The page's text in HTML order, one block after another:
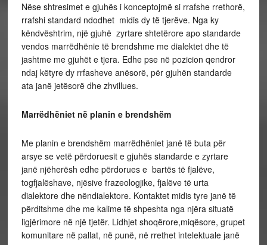
Nëse shtresimet e gjuhës i konceptojmë si rrafshe rrethorë,
rrafshi standard ndodhet midis dy të tjerëve. Nga ky
këndvështrim, një gjuhë zyrtare shtetërore apo standarde
vendos marrëdhënie të brendshme me dialektet dhe të
jashtme me gjuhët e tjera. Edhe pse në pozicion qendror
ndaj këtyre dy rrfasheve anësorë, për gjuhën standarde
ata janë jetësorë dhe zhvillues.
Marrëdhëniet në planin e brendshëm
Me planin e brendshëm marrëdhëniet janë të buta për
arsye se vetë përdoruesit e gjuhës standarde e zyrtare
janë njëherësh edhe përdorues e bartës të fjalëve,
togfjalëshave, njësive frazeologjike, fjalëve të urta
dialektore dhe nëndialektore. Kontaktet midis tyre janë të
përditshme dhe me kalime të shpeshta nga njëra situatë
ligjërimore në një tjetër. Lidhjet shoqërore,miqësore, grupet
komunitare në pallat, në punë, në rrethet intelektuale janë